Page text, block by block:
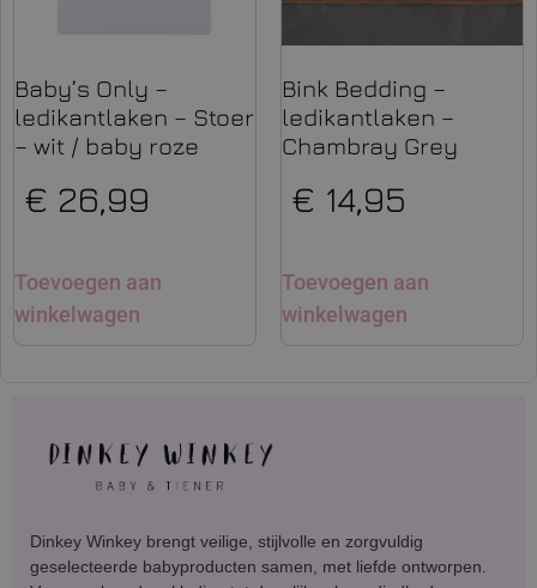
Baby’s Only –
ledikantlaken – Stoer
– wit / baby roze
€ 26,99
Toevoegen aan
winkelwagen
Bink Bedding –
ledikantlaken –
Chambray Grey
€ 14,95
Toevoegen aan
winkelwagen
Dinkey Winkey brengt veilige, stijlvolle en zorgvuldig
geselecteerde babyproducten samen, met liefde ontworpen.